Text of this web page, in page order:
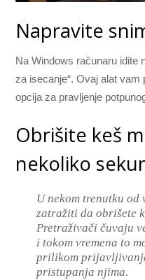
Napravite
Na Windows računaru idite
za isecanje“. Ovaj alat
opcija za pravljenje
Obrišite keš
nekoliko
U nekom trenutku od
zatražiti da obrišete
Pretraživači čuvaju
i tokom vremena to
prilikom
pristupanja njima.